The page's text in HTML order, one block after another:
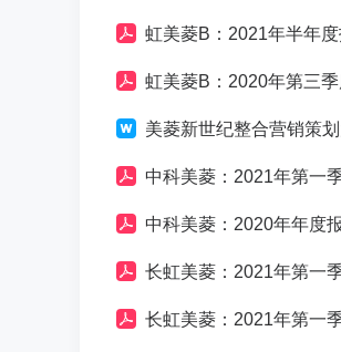
虹美菱B：2021年半年度
虹美菱B：2020年第三季
美菱新世纪整合营销策
中科美菱：2021年第一
中科美菱：2020年年度
长虹美菱：2021年第一
长虹美菱：2021年第一